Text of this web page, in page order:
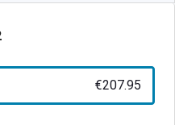
€207.95